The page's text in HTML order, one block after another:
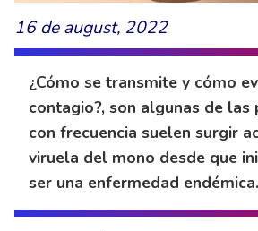
16 de august, 2022
¿Cómo se transmite y cómo
contagio?, son algunas de las
con frecuencia suelen surgir
viruela del mono desde que
ser una enfermedad endémica.